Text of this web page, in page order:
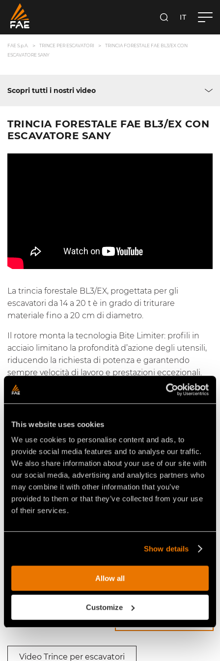
This website uses cookies
We use cookies to personalise content and ads, to
provide social media features and to analyse our traffic.
We also share information about your use of our site with
our social media, advertising and analytics partners who
may combine it with other information that you’ve
provided to them or that they’ve collected from your use
of their services.
Show details
Allow all
Customize
CERCAIT
FAE S.p.A. TRINCE PER ESCAVATORI
TRINCIA FORESTALE FAE BL3/EX CON
ESCAVATORE SANY
Scopri tutti i nostri video
TRINCIA FORESTALE FAE BL3/EX CON
ESCAVATORE SANY
La trincia forestale BL3/EX, progettata per gli
escavatori da 14 a 20 t è in grado di triturare
materiale fino a 20 cm di diametro.
Il rotore monta la tecnologia Bite Limiter: profili in
acciaio limitano la profondità d’azione degli utensili,
riducendo la richiesta di potenza e garantendo
sempre velocità di lavoro e prestazioni eccezionali.
Le lame BL in acciaio forgiato trattato termicamente
sono resistenti e riaffilabili, riducendo i costi
110/60 cc VT (Variable Torque), che migliora
in caso di necessità e riducendo al minimo il rischio
di stallo del rotore.
Video Trince per escavatori
VIDEO - FAE BL3/EX - TRINCIA
FORESTALE FAE BL3/EX CON
ESCAVATORE SUPERTRAK
SK200MX
BL3/EX CON ESCAVATORE
SANY
Video Trince per escavatori